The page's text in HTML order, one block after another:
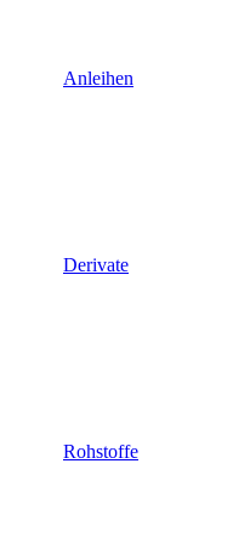
Anleihen
Derivate
Rohstoffe